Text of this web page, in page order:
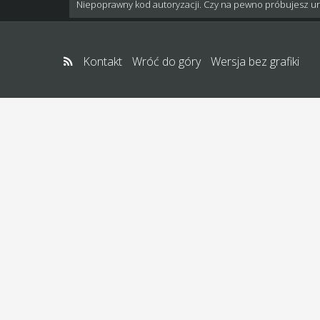
Niepoprawny kod autoryzacji. Czy na pewno próbujesz
Kontakt Wróć do góry Wersja bez grafiki